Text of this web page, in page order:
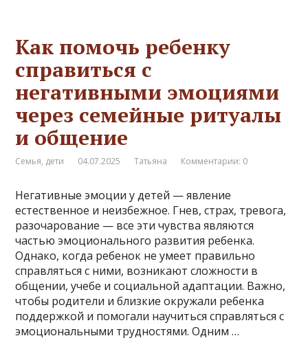
Как помочь ребенку
справиться с
негативными эмоциями
через семейные ритуалы
и общение
Семья, дети 04.07.2025 Татьяна Комментарии: 0
Негативные эмоции у детей — явление
естественное и неизбежное. Гнев, страх, тревога,
разочарование — все эти чувства являются
частью эмоционального развития ребенка.
Однако, когда ребенок не умеет правильно
справляться с ними, возникают сложности в
общении, учебе и социальной адаптации. Важно,
чтобы родители и близкие окружали ребенка
поддержкой и помогали научиться справляться с
эмоциональными трудностями. Одним …